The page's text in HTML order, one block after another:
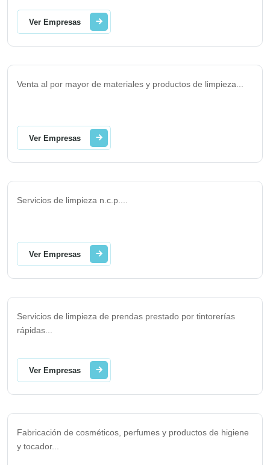
Ver Empresas
Venta al por mayor de materiales y productos de limpieza
Ver Empresas
Servicios de limpieza n.c.p.
Ver Empresas
Servicios de limpieza de prendas prestado por tintorerías
rápidas
Ver Empresas
Fabricación de cosméticos, perfumes y productos de higiene
y tocador...